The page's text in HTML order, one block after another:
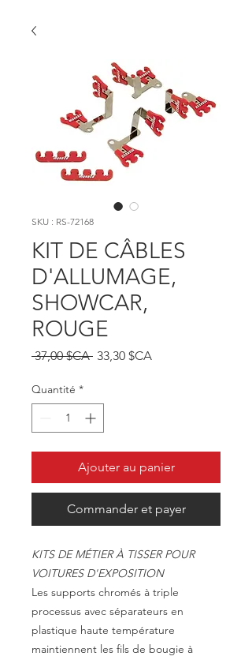
SKU : RS-72168
KIT DE CÂBLES
D'ALLUMAGE,
SHOWCAR,
ROUGE
37,00 $CA Prix original
33,30 $CAPrix promotionnel
Quantité *
Ajouter au panier
Commander et payer
KITS DE MÉTIER À TISSER POUR
VOITURES D'EXPOSITION
Les supports chromés à triple
processus avec séparateurs en
plastique haute température
maintiennent les fils de bougie à